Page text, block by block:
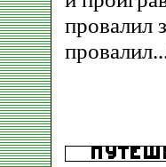
провалил